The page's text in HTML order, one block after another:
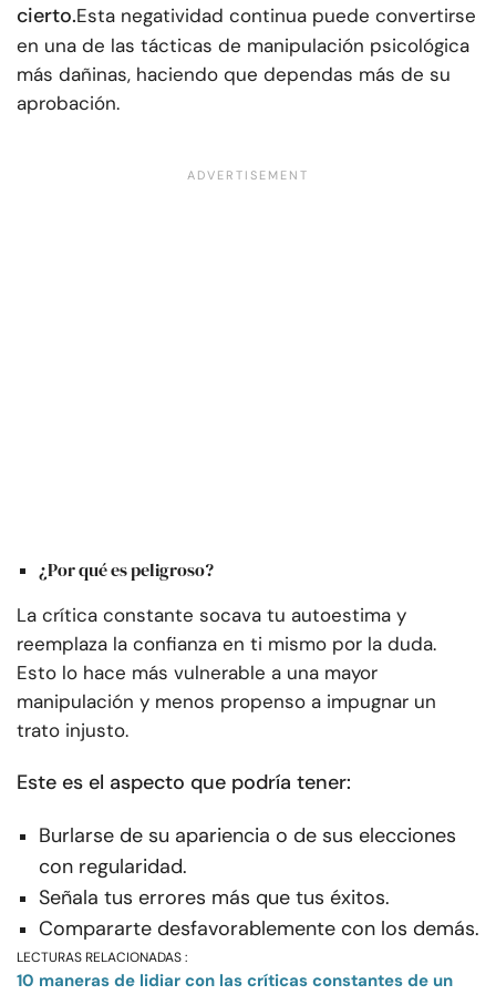
cierto.Esta negatividad continua puede convertirse
en una de las tácticas de manipulación psicológica
más dañinas, haciendo que dependas más de su
aprobación.
¿Por qué es peligroso?
La crítica constante socava tu autoestima y
reemplaza la confianza en ti mismo por la duda.
Esto lo hace más vulnerable a una mayor
manipulación y menos propenso a impugnar un
trato injusto.
Este es el aspecto que podría tener:
Burlarse de su apariencia o de sus elecciones
con regularidad.
Señala tus errores más que tus éxitos.
Compararte desfavorablemente con los demás.
LECTURAS RELACIONADAS :
10 maneras de lidiar con las críticas constantes de un